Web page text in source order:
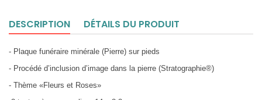
DESCRIPTION DÉTAILS DU PRODUIT
- Plaque funéraire minérale (Pierre) sur pieds
- Procédé d’inclusion d’image dans la pierre (Stratographie®)
- Thème «Fleurs et Roses»